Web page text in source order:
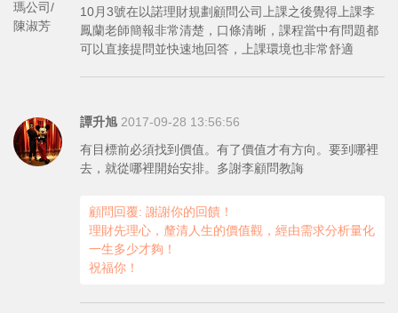
10月3號在以諾理財規劃顧問公司上課之後覺得上課李
鳳蘭老師簡報非常清楚，口條清晰，課程當中有問題都
可以直接提問並快速地回答，上課環境也非常舒適
譚升旭 2017-09-28 13:56:56
有目標前必須找到價值。有了價值才有方向。要到哪裡
去，就從哪裡開始安排。多謝李顧問教誨
顧問回覆: 謝謝你的回饋！
理財先理心，釐清人生的價值觀，經由需求分析量化
一生多少才夠！
祝福你！